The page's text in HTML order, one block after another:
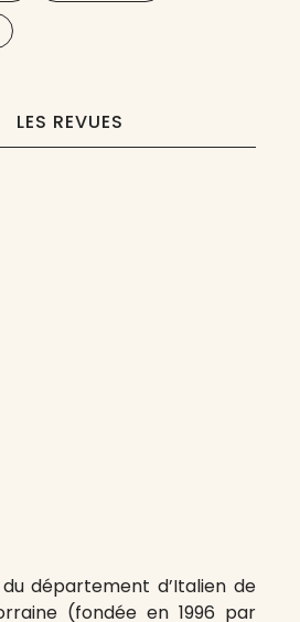
LES REVUES
département d’Italien de
(fondée en 1996 par